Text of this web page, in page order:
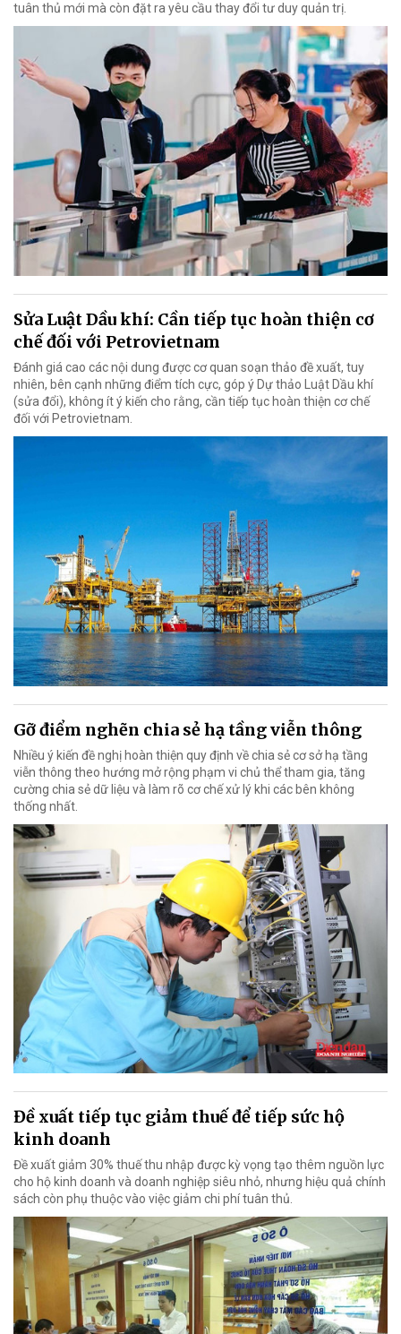
tuân thủ mới mà còn đặt ra yêu cầu thay đổi tư duy quản trị.
Sửa Luật Dầu khí: Cần tiếp tục hoàn thiện cơ
chế đối với Petrovietnam
Đánh giá cao các nội dung được cơ quan soạn thảo đề xuất, tuy
nhiên, bên cạnh những điểm tích cực, góp ý Dự thảo Luật Dầu khí
(sửa đổi), không ít ý kiến cho rằng, cần tiếp tục hoàn thiện cơ chế
đối với Petrovietnam.
Gỡ điểm nghẽn chia sẻ hạ tầng viễn thông
Nhiều ý kiến đề nghị hoàn thiện quy định về chia sẻ cơ sở hạ tầng
viễn thông theo hướng mở rộng phạm vi chủ thể tham gia, tăng
cường chia sẻ dữ liệu và làm rõ cơ chế xử lý khi các bên không
thống nhất.
Đề xuất tiếp tục giảm thuế để tiếp sức hộ
kinh doanh
Đề xuất giảm 30% thuế thu nhập được kỳ vọng tạo thêm nguồn lực
cho hộ kinh doanh và doanh nghiệp siêu nhỏ, nhưng hiệu quả chính
sách còn phụ thuộc vào việc giảm chi phí tuân thủ.